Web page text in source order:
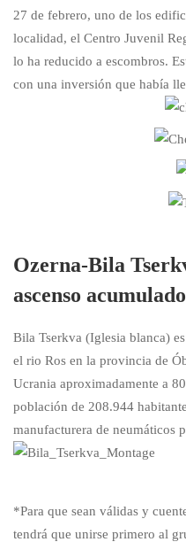
27 de febrero, uno de los
localidad, el Centro Juvenil
lo ha reducido a escombros.
con una inversión que había
Ozerna-Bila
ascenso
Bila Tserkva (Iglesia blanca)
el rio Ros en la provincia de
Ucrania aproximadamente a
población de 208.944
manufacturera de neumáticos
*Para que sean válidas y
tendrá que unirse primero al